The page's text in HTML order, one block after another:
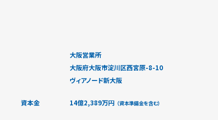
大阪営業所
大阪府大阪市淀川区西宮原-8-10
ヴィアノード新大阪
資本金 14億2,389万円 （資本準備金を含む）